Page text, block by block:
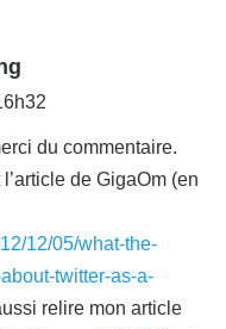
i
du commentaire.
de GigaOm (en
12/05/what-the-
twitter-as-a-
relire mon article